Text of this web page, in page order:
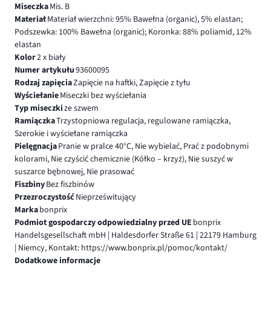
MiseczkaMis. B
MateriałMateriał wierzchni: 95% Bawełna (organic), 5% elastan;
Podszewka: 100% Bawełna (organic); Koronka: 88% poliamid, 12%
elastan
Kolor2 x biały
Numer artykułu93600095
Rodzaj zapięciaZapięcie na haftki, Zapięcie z tyłu
WyściełanieMiseczki bez wyściełania
Typ miseczkize szwem
RamiączkaTrzystopniowa regulacja, regulowane ramiączka,
Szerokie i wyściełane ramiączka
PielęgnacjaPranie w pralce 40°C, Nie wybielać, Prać z podobnymi
kolorami, Nie czyścić chemicznie (Kółko – krzyż), Nie suszyć w
suszarce bębnowej, Nie prasować
FiszbinyBez fiszbinów
PrzezroczystośćNieprześwitujący
Markabonprix
Podmiot gospodarczy odpowiedzialny przed UE bonprix
Handelsgesellschaft mbH | Haldesdorfer Straße 61 | 22179 Hamburg
| Niemcy, Kontakt: https://www.bonprix.pl/pomoc/kontakt/
Dodatkowe informacje